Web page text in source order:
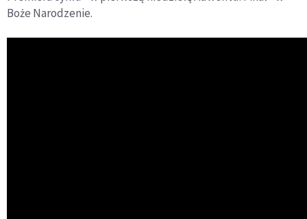
Boże Narodzenie.